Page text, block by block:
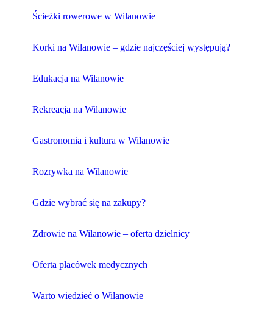
Ścieżki rowerowe w Wilanowie
Korki na Wilanowie – gdzie najczęściej występują?
Edukacja na Wilanowie
Rekreacja na Wilanowie
Gastronomia i kultura w Wilanowie
Rozrywka na Wilanowie
Gdzie wybrać się na zakupy?
Zdrowie na Wilanowie – oferta dzielnicy
Oferta placówek medycznych
Warto wiedzieć o Wilanowie